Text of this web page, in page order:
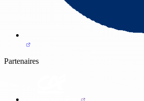
Partenaires